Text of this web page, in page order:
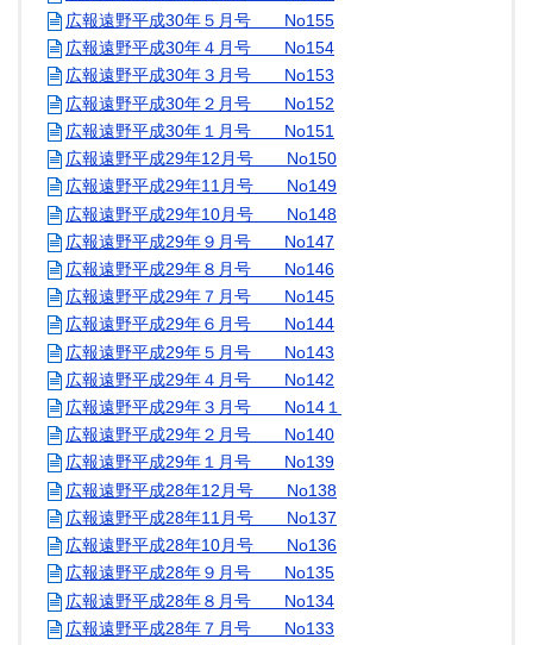
広報遠野平成30年５月号 No155
広報遠野平成30年４月号 No154
広報遠野平成30年３月号 No153
広報遠野平成30年２月号 No152
広報遠野平成30年１月号 No151
広報遠野平成29年12月号 No150
広報遠野平成29年11月号 No149
広報遠野平成29年10月号 No148
広報遠野平成29年９月号 No147
広報遠野平成29年８月号 No146
広報遠野平成29年７月号 No145
広報遠野平成29年６月号 No144
広報遠野平成29年５月号 No143
広報遠野平成29年４月号 No142
広報遠野平成29年３月号 No14１
広報遠野平成29年２月号 No140
広報遠野平成29年１月号 No139
広報遠野平成28年12月号 No138
広報遠野平成28年11月号 No137
広報遠野平成28年10月号 No136
広報遠野平成28年９月号 No135
広報遠野平成28年８月号 No134
広報遠野平成28年７月号 No133